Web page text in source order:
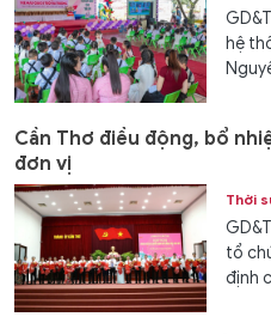
hệ
Cần Thơ điều động, bổ
đơn vị
Thời
tổ
định